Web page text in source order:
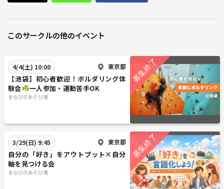
このサークルの他のイベント
4/4(土) 10:00 東京都
【池袋】初心者歓迎！ボルダリング体
験会☘️一人参加・運動苦手OK
まなびのあそび場
3/29(日) 9:45 東京都
自分の「好き」をアウトプット×自分
軸を見つける会
まなびのあそび場